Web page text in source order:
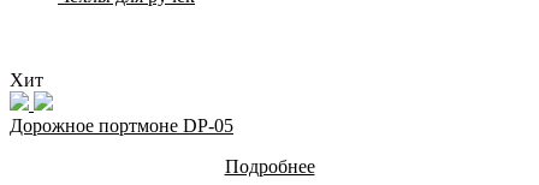
Хит
Дорожное портмоне DP-05
Подробнее